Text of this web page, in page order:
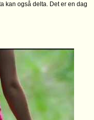
kan også delta. Det er en dag